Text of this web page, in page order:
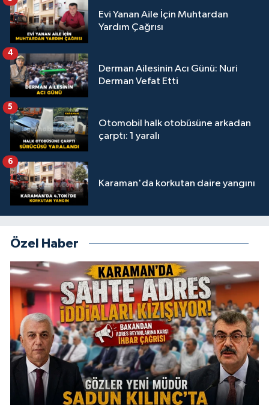
Evi Yanan Aile İçin Muhtardan
Yardım Çağrısı
Derman Ailesinin Acı Günü: Nuri
Derman Vefat Etti
4
Otomobil halk otobüsüne arkadan
çarptı: 1 yaralı
5
Karaman'da korkutan daire yangını
6
Özel Haber